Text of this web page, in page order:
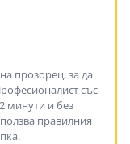
прозорец, за да
със
минути и без
правилния